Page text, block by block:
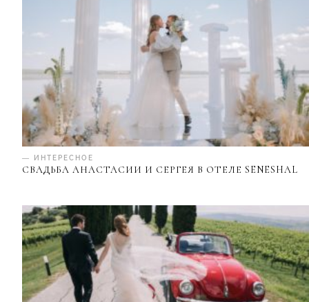
— ИНТЕРЕСНОЕ
СВАДЬБА АНАСТАСИИ И СЕРГЕЯ В ОТЕЛЕ SENESHAL